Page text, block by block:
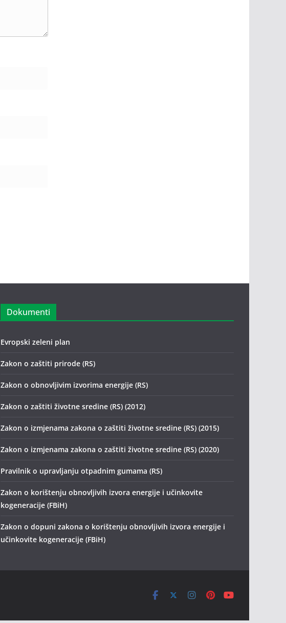
Dokumenti
Evropski zeleni plan
Zakon o zaštiti prirode (RS)
Zakon o obnovljivim izvorima energije (RS)
Zakon o zaštiti životne sredine (RS) (2012)
Zakon o izmjenama zakona o zaštiti životne sredine (RS) (2015)
Zakon o izmjenama zakona o zaštiti životne sredine (RS) (2020)
Pravilnik o upravljanju otpadnim gumama (RS)
Zakon o korištenju obnovljivih izvora energije i učinkovite
kogeneracije (FBiH)
Zakon o dopuni zakona o korištenju obnovljivih izvora energije i
učinkovite kogeneracije (FBiH)